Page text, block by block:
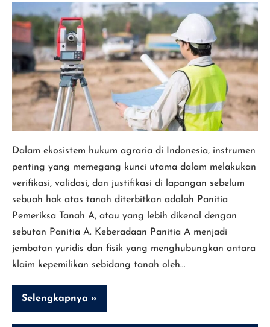
Mengenal
Panitia
A
dalam
Pertanahan
Dalam ekosistem hukum agraria di Indonesia, instrumen
penting yang memegang kunci utama dalam melakukan
verifikasi, validasi, dan justifikasi di lapangan sebelum
sebuah hak atas tanah diterbitkan adalah Panitia
Pemeriksa Tanah A, atau yang lebih dikenal dengan
sebutan Panitia A. Keberadaan Panitia A menjadi
jembatan yuridis dan fisik yang menghubungkan antara
klaim kepemilikan sebidang tanah oleh…
Selengkapnya »
Mengenal
Panitia
A